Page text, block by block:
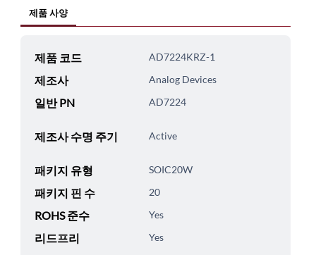
제품 사양
제품 코드 AD7224KRZ-1
제조사 Analog Devices
일반 PN AD7224
제조사 수명 주기 Active
패키지 유형 SOIC20W
패키지 핀 수 20
ROHS 준수 Yes
리드프리 Yes